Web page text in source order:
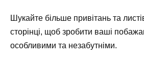
Шукайте більше привітань та
сторінці, щоб зробити ваші
особливими та незабутніми.